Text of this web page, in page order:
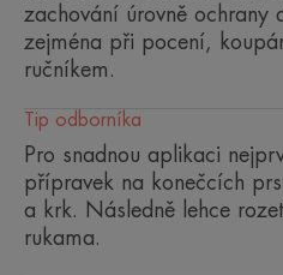
• VYSOKÁ ODOLNOST
chrání pokožku před
či fyzické námahy.
• NELEPÍ : jeho velmi
nezanechává na pokožce
zachování úrovně ochrany
zejména při pocení,
ručníkem.
Tip odborníka
Pro snadnou aplikaci
přípravek na konečcích
a krk. Následně lehce
rukama.